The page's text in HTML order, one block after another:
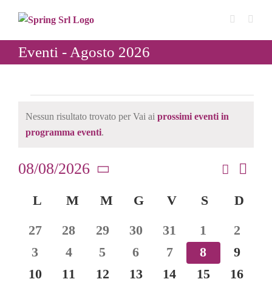
contenuto
Eventi - Agosto 2026
Eventi
Notice
Nessun risultato trovato per Vai ai prossimi eventi in
programma eventi.
Eventi
Ricerca
viste
Cerca
Mese
08/08/2026
Calendario
di
Eventi
L LUNEDÌ
M MARTEDÌ
M MERCOLEDÌ
G GIOVEDÌ
V VENERDÌ
SSABATO
D
0
eventi
27
0
eventi
28
0
eventi
29
0
eventi
30
0
eventi
31
0
eventi
1
0
eventi
2
0
eventi
3
0
eventi
4
0
eventi
5
0
eventi
6
0
eventi
7
0
eventi
8
0
eventi
9
0
10
0
11
0
12
0
13
0
14
0
15
0
16